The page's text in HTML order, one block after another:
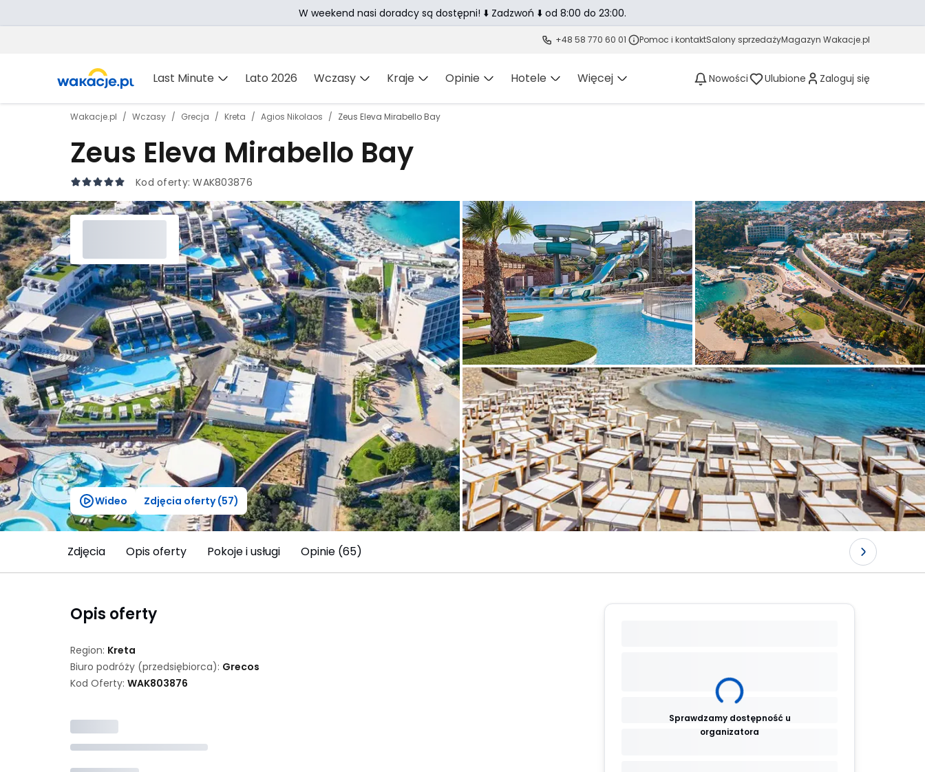
+48 58 770 60 01 Pomoc i kontaktSalony sprzedażyMagazyn Wakacje.pl
Last Minute Lato 2026 Wczasy Kraje Opinie Hotele Więcej Nowości Ulubione Zaloguj się
Wakacje.pl Wczasy Grecja Kreta Agios Nikolaos Zeus Eleva Mirabello Bay
Zeus Eleva Mirabello Bay
Kod oferty:WAK803876
Wideo Zdjęcia oferty (57)
Zdjęcia Opis oferty Pokoje i usługi Opinie (65)
Opis oferty
Region: Kreta
Biuro podróży (przedsiębiorca): Grecos
Kod Oferty: WAK803876
Sprawdzamy dostępność u
organizatora
W weekend nasi doradcy są dostępni! ⬇️ Zadzwoń ⬇️ od 8:00 do 23:00.